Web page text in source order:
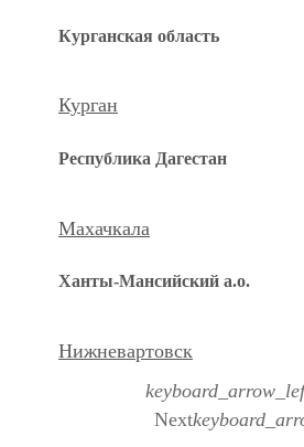
Курганская область
Курган
Республика Дагестан
Махачкала
Ханты-Мансийский а.о.
Нижневартовск
Next